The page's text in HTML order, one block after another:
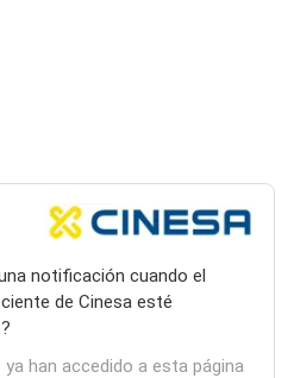
notificación cuando el
de Cinesa esté
ya han accedido a esta página